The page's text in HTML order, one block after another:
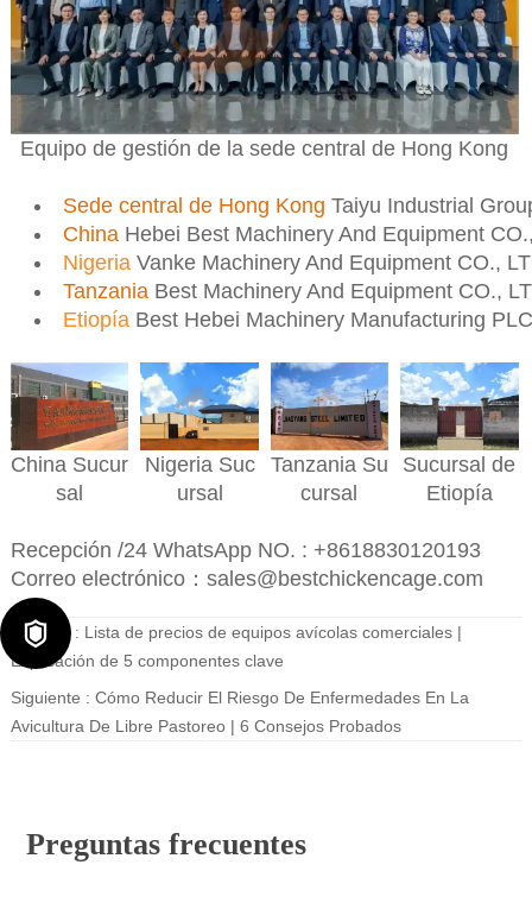
Equipo de gestión de la sede central de Hong Kong
Sede central de Hong Kong Taiyu Industrial
ChinaHebei Best Machinery And Equipment
Nigeria Vanke Machinery And Equipment CO.,
Tanzania Best Machinery And Equipment CO.,
Etiopía Best Hebei Machinery Manufacturing PLC
China Sucur
sal
Nigeria Suc
ursal
Tanzania Su
cursal
Sucursal de
Etiopía
Recepción /24 WhatsApp NO. : +8618830120193
Correo electrónico：sales@bestchickencage.com
Anterior : Lista de precios de equipos avícolas comerciales |
Explicación de 5 componentes clave
Siguiente : Cómo Reducir El Riesgo De Enfermedades En La
Avicultura De Libre Pastoreo | 6 Consejos Probados
Preguntas frecuentes
